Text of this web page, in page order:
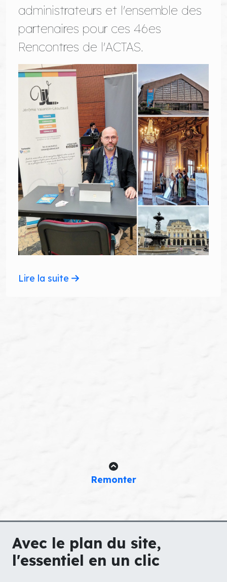
administrateurs et l'ensemble des
partenaires pour ces 46es
Rencontres de l'ACTAS.
Lire la suite
Remonter
Avec le plan du site,
l'essentiel en un clic